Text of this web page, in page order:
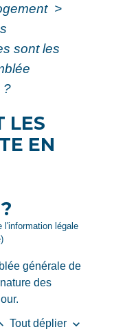
>
sont les
?
LES
EN
l'information légale
générale de
des
Tout déplier keyboard_arrow_down